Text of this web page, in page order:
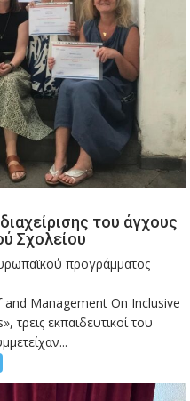
του άγχους
Σχολείου
προγράμματος
and Management On Inclusive
εκπαιδευτικοί του